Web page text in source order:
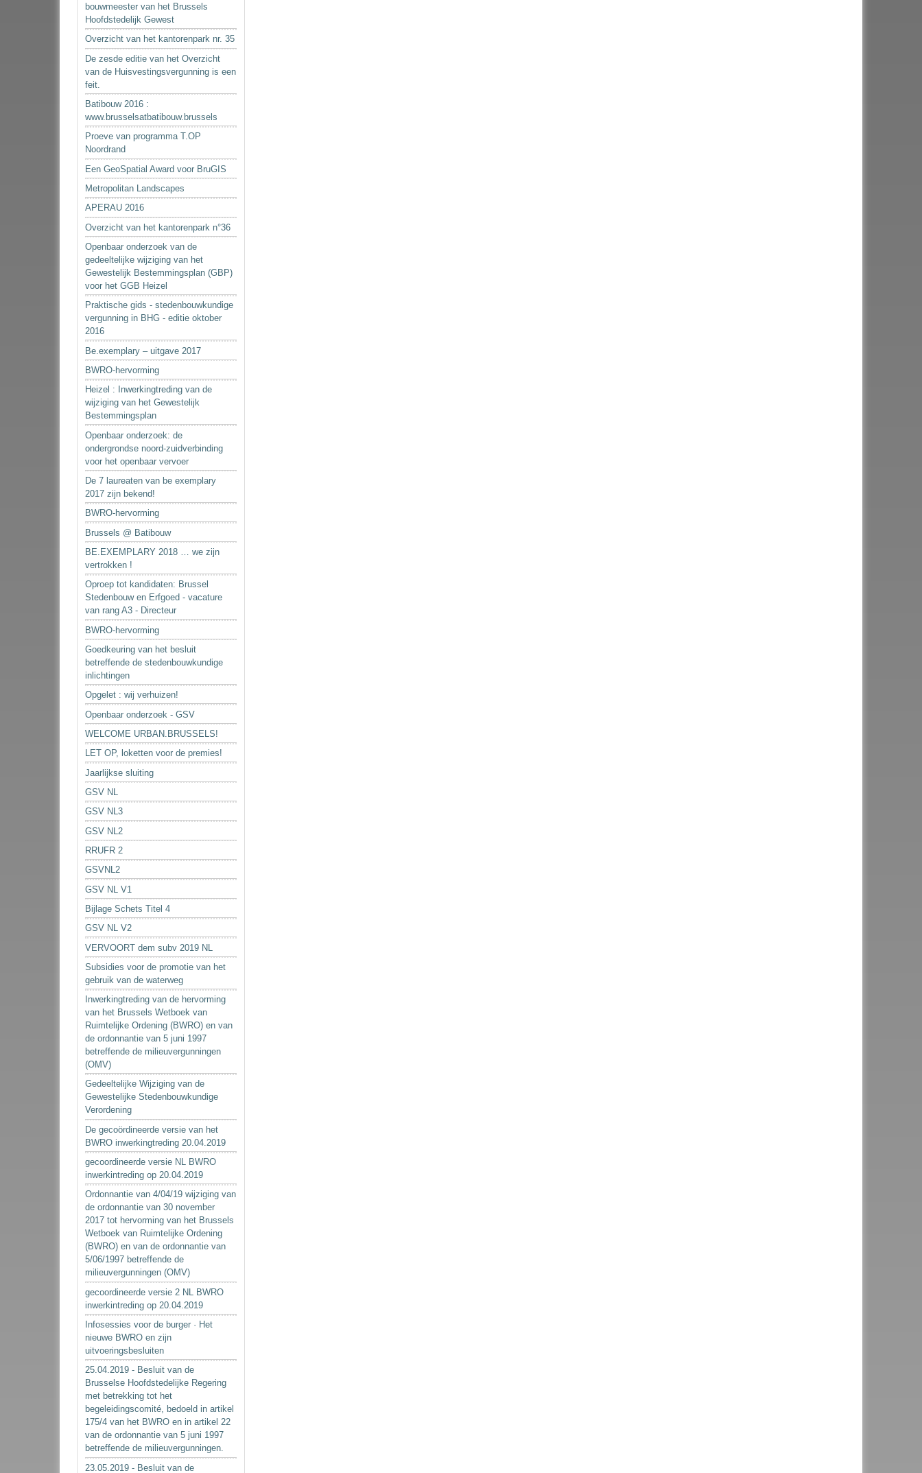
bouwmeester van het Brussels
Hoofdstedelijk Gewest
Overzicht van het kantorenpark nr. 35
De zesde editie van het Overzicht
van de Huisvestingsvergunning is een
feit.
Batibouw 2016 :
www.brusselsatbatibouw.brussels
Proeve van programma T.OP
Noordrand
Een GeoSpatial Award voor BruGIS
Metropolitan Landscapes
APERAU 2016
Overzicht van het kantorenpark n°36
Openbaar onderzoek van de
gedeeltelijke wijziging van het
Gewestelijk Bestemmingsplan (GBP)
voor het GGB Heizel
Praktische gids - stedenbouwkundige
vergunning in BHG - editie oktober
2016
Be.exemplary – uitgave 2017
BWRO-hervorming
Heizel : Inwerkingtreding van de
wijziging van het Gewestelijk
Bestemmingsplan
Openbaar onderzoek: de
ondergrondse noord-zuidverbinding
voor het openbaar vervoer
De 7 laureaten van be exemplary
2017 zijn bekend!
BWRO-hervorming
Brussels @ Batibouw
BE.EXEMPLARY 2018 … we zijn
vertrokken !
Oproep tot kandidaten: Brussel
Stedenbouw en Erfgoed - vacature
van rang A3 - Directeur
BWRO-hervorming
Goedkeuring van het besluit
betreffende de stedenbouwkundige
inlichtingen
Opgelet : wij verhuizen!
Openbaar onderzoek - GSV
WELCOME URBAN.BRUSSELS!
LET OP, loketten voor de premies!
Jaarlijkse sluiting
GSV NL
GSV NL3
GSV NL2
RRUFR 2
GSVNL2
GSV NL V1
Bijlage Schets Titel 4
GSV NL V2
VERVOORT dem subv 2019 NL
Subsidies voor de promotie van het
gebruik van de waterweg
Inwerkingtreding van de hervorming
van het Brussels Wetboek van
Ruimtelijke Ordening (BWRO) en van
de ordonnantie van 5 juni 1997
betreffende de milieuvergunningen
(OMV)
Gedeeltelijke Wijziging van de
Gewestelijke Stedenbouwkundige
Verordening
De gecoördineerde versie van het
BWRO inwerkingtreding 20.04.2019
gecoordineerde versie NL BWRO
inwerkintreding op 20.04.2019
Ordonnantie van 4/04/19 wijziging van
de ordonnantie van 30 november
2017 tot hervorming van het Brussels
Wetboek van Ruimtelijke Ordening
(BWRO) en van de ordonnantie van
5/06/1997 betreffende de
milieuvergunningen (OMV)
gecoordineerde versie 2 NL BWRO
inwerkintreding op 20.04.2019
Infosessies voor de burger · Het
nieuwe BWRO en zijn
uitvoeringsbesluiten
25.04.2019 - Besluit van de
Brusselse Hoofdstedelijke Regering
met betrekking tot het
begeleidingscomité, bedoeld in artikel
175/4 van het BWRO en in artikel 22
van de ordonnantie van 5 juni 1997
betreffende de milieuvergunningen.
23.05.2019 - Besluit van de